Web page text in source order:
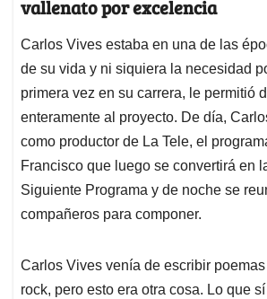
vallenato por excelencia
Carlos Vives estaba en una de las
de su vida y ni siquiera la necesidad
primera vez en su carrera, le permitió
enteramente al proyecto. De día,
como productor de La Tele, el
Francisco que luego se convertirá en
Siguiente Programa y de noche se
compañeros para componer.
Carlos Vives venía de escribir
rock, pero esto era otra cosa. Lo que